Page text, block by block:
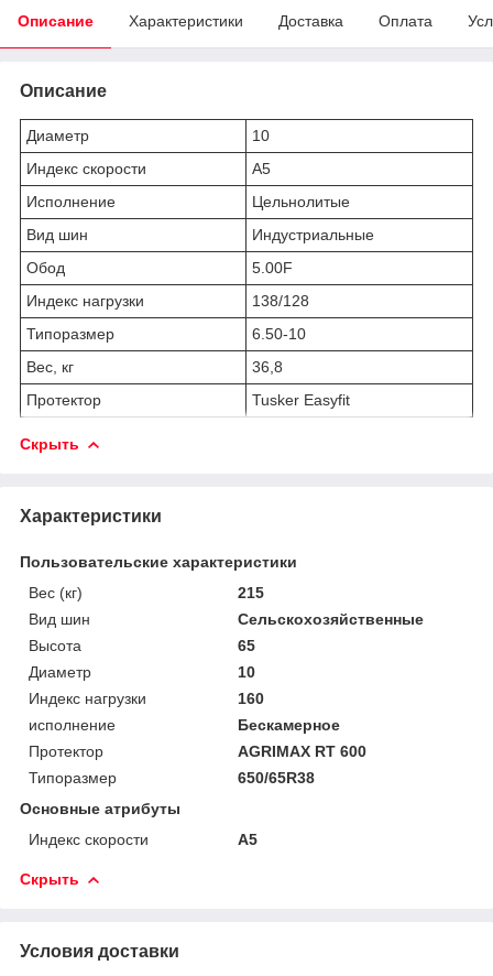
Описание Характеристики Доставка Оплата
Описание
Диаметр
10
Индекс скорости
A5
Исполнение
Цельнолитые
Вид шин
Индустриальные
Обод
5.00F
Индекс нагрузки
138/128
Типоразмер
6.50-10
Вес, кг
36,8
Протектор
Tusker Easyfit
Скрыть
Характеристики
Пользовательские характеристики
Вес (кг)
215
Вид шин
Сельскохозяйственные
Высота
65
Диаметр
10
Индекс нагрузки
160
исполнение
Бескамерное
Протектор
AGRIMAX RT 600
Типоразмер
650/65R38
Основные атрибуты
Индекс скорости
A5
Скрыть
Условия доставки